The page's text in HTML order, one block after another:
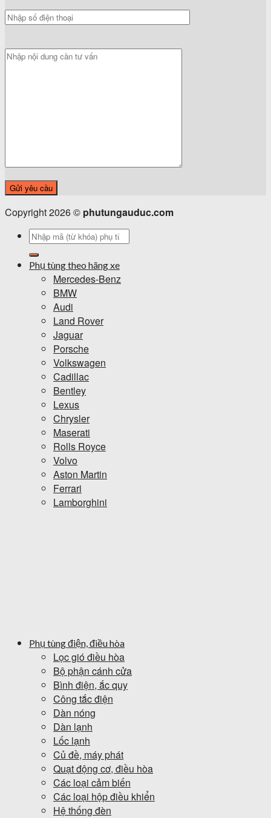
Copyright 2026 © phutungauduc.com
Tìm
Phụ tùng theo hãng xe
Mercedes-Benz
BMW
Audi
Land Rover
Jaguar
Porsche
Volkswagen
Cadillac
Bentley
Lexus
Chrysler
Maserati
Rolls Royce
Volvo
Aston Martin
Ferrari
Lamborghini
Phụ tùng điện, điều hòa
Lọc gió điều hòa
Bộ phận cánh cửa
Bình điện, ắc quy
Công tắc điện
Dàn nóng
Dàn lạnh
Lốc lạnh
Củ đề, máy phát
Quạt động cơ, điều hòa
Các loại cảm biến
Các loại hộp điều khiển
Hệ thống đèn